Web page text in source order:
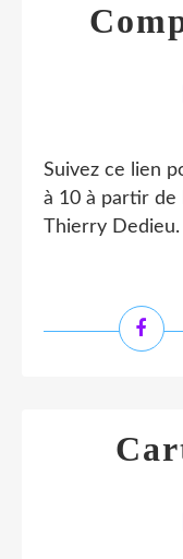
Suivez ce lien
à 10 à partir de
Thierry Dedieu.